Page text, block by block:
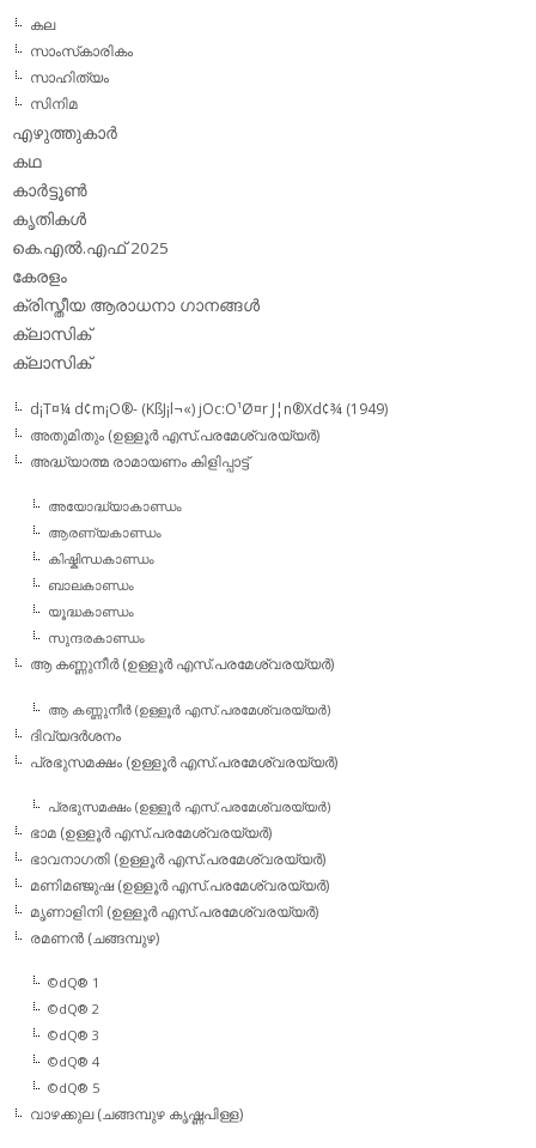
കല
സാംസ്‌കാരികം
സാഹിത്യം
സിനിമ
എഴുത്തുകാര്‍
കഥ
കാര്‍ട്ടൂണ്‍
കൃതികള്‍
കെ.എല്‍.എഫ് 2025
കേരളം
ക്രിസ്തീയ ആരാധനാ ഗാനങ്ങള്‍
ക്ലാസിക്‌
ക്ലാസിക്
d¡T¤¼ d¢m¡O®- (KßJ¡l¬«) jOc:O¹Ø¤r J¦n®Xd¢¾ (1949)
അതുമിതും (ഉള്ളൂര്‍ എസ്.പരമേശ്വരയ്യര്‍)
അദ്ധ്യാത്മ രാമായണം കിളിപ്പാട്ട്‌
അയോദ്ധ്യാകാണ്ഡം
ആരണ്യകാണ്ഡം
കിഷ്കിന്ധകാണ്ഡം
ബാലകാണ്ഡം
യൂദ്ധകാണ്ഡം
സുന്ദരകാണ്ഡം
ആ കണ്ണുനീര്‍ (ഉള്ളൂര്‍ എസ്.പരമേശ്വരയ്യര്‍)
ആ കണ്ണുനീര്‍ (ഉള്ളൂര്‍ എസ്.പരമേശ്വരയ്യര്‍)
ദിവ്യദര്‍ശനം
പ്രഭുസമക്ഷം (ഉള്ളൂര്‍ എസ്.പരമേശ്വരയ്യര്‍)
പ്രഭുസമക്ഷം (ഉള്ളൂര്‍ എസ്.പരമേശ്വരയ്യര്‍)
ഭാമ (ഉള്ളൂര്‍ എസ്.പരമേശ്വരയ്യര്‍)
ഭാവനാഗതി (ഉള്ളൂര്‍ എസ്.പരമേശ്വരയ്യര്‍)
മണിമഞ്ജുഷ (ഉള്ളൂര്‍ എസ്.പരമേശ്വരയ്യര്‍)
മൃണാളിനി (ഉള്ളൂര്‍ എസ്.പരമേശ്വരയ്യര്‍)
രമണന്‍ (ചങ്ങമ്പുഴ)
©dQ® 1
©dQ® 2
©dQ® 3
©dQ® 4
©dQ® 5
വാഴക്കുല (ചങ്ങമ്പുഴ കൃഷ്ണപിള്ള)